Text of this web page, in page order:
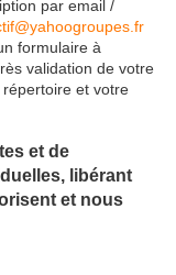
par email /
formulaire à
validation de votre
et votre
et de
libérant
et nous